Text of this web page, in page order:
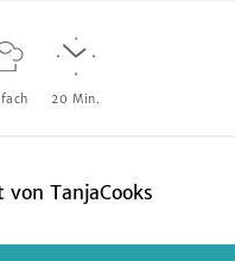
20 Min.
von TanjaCooks